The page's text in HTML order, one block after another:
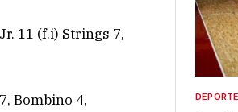
11 (f.i) Strings 7,
Bombino 4,